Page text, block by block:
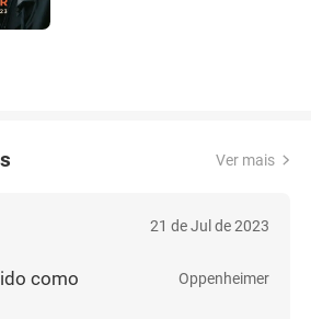
Ver mais
21 de Jul de 2023
como Oppenheimer